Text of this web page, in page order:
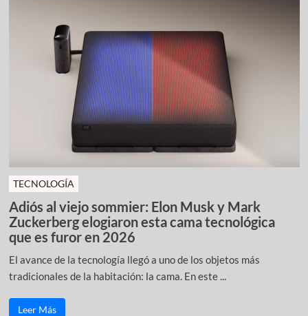
TECNOLOGÍA
Adiós al viejo sommier: Elon Musk y Mark
Zuckerberg elogiaron esta cama tecnológica
que es furor en 2026
El avance de la tecnología llegó a uno de los objetos más
tradicionales de la habitación: la cama. En este ...
Leer Más